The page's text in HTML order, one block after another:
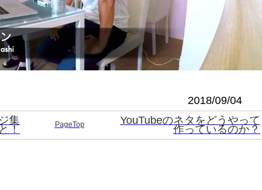
2018/09/04
集
！ PageTop YouTubeのネタをどうやって
作っているのか？